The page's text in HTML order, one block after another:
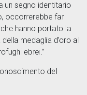
un segno identitario
occorrerebbe far
hanno portato la
medaglia d’oro al
ebrei.”
del